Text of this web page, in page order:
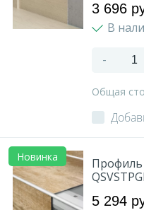
3 696
В
-
Общая
Новинка
5 294
Статьи и обзоры
Оплата и доставка
Контакты